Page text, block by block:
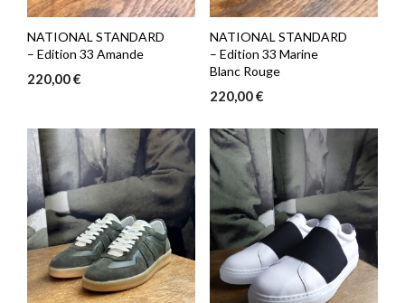
NATIONAL STANDARD
– Edition 33 Amande
220,00€
NATIONAL STANDARD
– Edition 33 Marine
Blanc Rouge
220,00€